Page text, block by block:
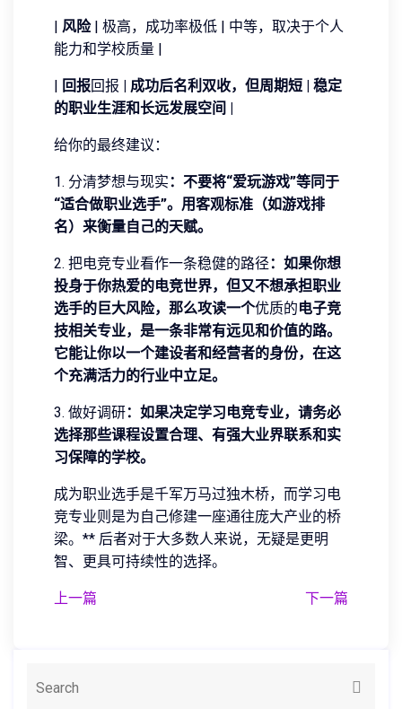
风险| 极高，成功率极低 | 中等，取决于个人
能力和学校质量 |
回报回报 | 成功后名利双收，但周期短 | 稳定
的职业生涯和长远发展空间 |
给你的最终建议：
1. 分清梦想与现实：不要将“爱玩游戏”等同于
“适合做职业选手”。用客观标准（如游戏排
名）来衡量自己的天赋。
2. 把电竞专业看作一条稳健的路径：如果你想
投身于你热爱的电竞世界，但又不想承担职业
选手的巨大风险，那么攻读一个优质的电子竞
技相关专业，是一条非常有远见和价值的路。
它能让你以一个建设者和经营者的身份，在这
个充满活力的行业中立足。
3. 做好调研：如果决定学习电竞专业，请务必
选择那些课程设置合理、有强大业界联系和实
习保障的学校。
成为职业选手是千军万马过独木桥，而学习电
竞专业则是为自己修建一座通往庞大产业的桥
梁。** 后者对于大多数人来说，无疑是更明
智、更具可持续性的选择。
上一篇 下一篇